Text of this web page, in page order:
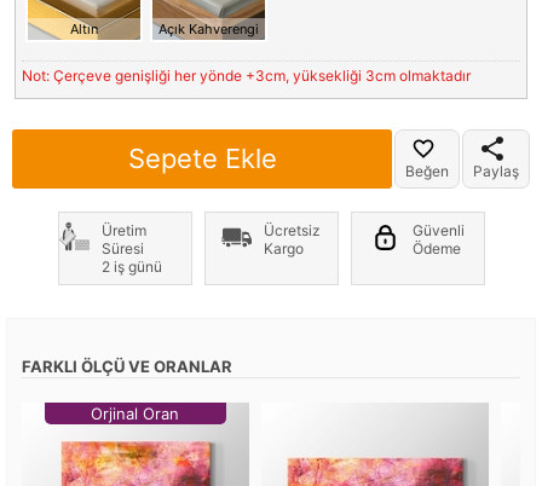
Altın Açık Kahverengi
Not: Çerçeve genişliği her yönde +3cm, yüksekliği 3cm olmaktadır
Sepete Ekle Beğen Paylaş
Üretim
Süresi
2 iş günü
Ücretsiz
Kargo
Güvenli
Ödeme
FARKLI ÖLÇÜ VE ORANLAR
Orjinal Oran